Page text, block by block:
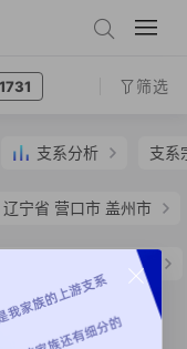
筛选
支系分析 支系
辽宁省 营口市 盖州市
广东省 江门市 台山市
1300 年 SNP